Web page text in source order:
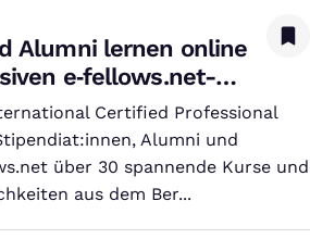
Alumni lernen online
e‑fellows.net-
Certified Professional
Alumni und
über 30 spannende Kurse und
aus dem Ber...